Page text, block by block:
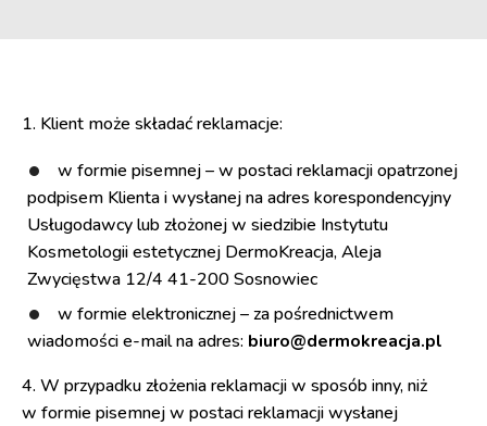
1. Klient może składać reklamacje:
w formie pisemnej – w postaci reklamacji opatrzonej
podpisem Klienta i wysłanej na adres korespondencyjny
Usługodawcy lub złożonej w siedzibie Instytutu
Kosmetologii estetycznej DermoKreacja, Aleja
Zwycięstwa 12/4 41-200 Sosnowiec
w formie elektronicznej – za pośrednictwem
wiadomości e-mail na adres: biuro@dermokreacja.pl
4. W przypadku złożenia reklamacji w sposób inny, niż
w formie pisemnej w postaci reklamacji wysłanej